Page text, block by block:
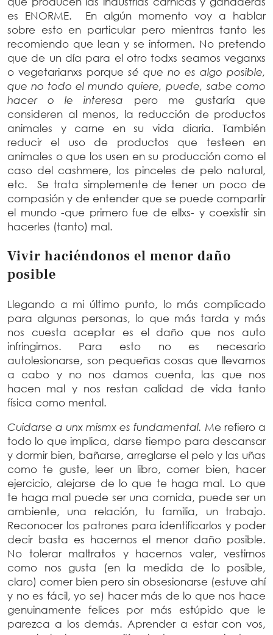
es ENORME. En algún momento voy a hablar
sobre esto en particular pero mientras tanto les
recomiendo que lean y se informen. No pretendo
que de un día para el otro todxs seamos veganxs
o vegetarianxs porque sé que no es algo posible,
que no todo el mundo quiere, puede, sabe como
hacer o le interesa pero me gustaría que
consideren al menos, la reducción de productos
animales y carne en su vida diaria. También
reducir el uso de productos que testeen en
animales o que los usen en su producción como el
caso del cashmere, los pinceles de pelo natural,
etc. Se trata simplemente de tener un poco de
compasión y de entender que se puede compartir
el mundo -que primero fue de ellxs- y coexistir sin
hacerles (tanto) mal.
Vivir haciéndonos el menor daño
posible
Llegando a mi último punto, lo más complicado
para algunas personas, lo que más tarda y más
nos cuesta aceptar es el daño que nos auto
infringimos. Para esto no es necesario
autolesionarse, son pequeñas cosas que llevamos
a cabo y no nos damos cuenta, las que nos
hacen mal y nos restan calidad de vida tanto
física como mental.
Cuidarse a unx mismx es fundamental. Me refiero a
todo lo que implica, darse tiempo para descansar
y dormir bien, bañarse, arreglarse el pelo y las uñas
como te guste, leer un libro, comer bien, hacer
ejercicio, alejarse de lo que te haga mal. Lo que
te haga mal puede ser una comida, puede ser un
ambiente, una relación, tu familia, un trabajo.
Reconocer los patrones para identificarlos y poder
decir basta es hacernos el menor daño posible.
No tolerar maltratos y hacernos valer, vestirnos
como nos gusta (en la medida de lo posible,
claro) comer bien pero sin obsesionarse (estuve ahí
y no es fácil, yo se) hacer más de lo que nos hace
genuinamente felices por más estúpido que le
parezca a los demás. Aprender a estar con vos,